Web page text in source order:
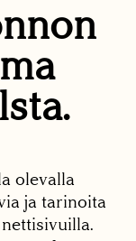
olevalla
ja tarinoita